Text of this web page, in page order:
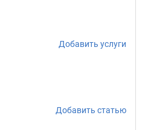
Добавить услуги
Добавить статью